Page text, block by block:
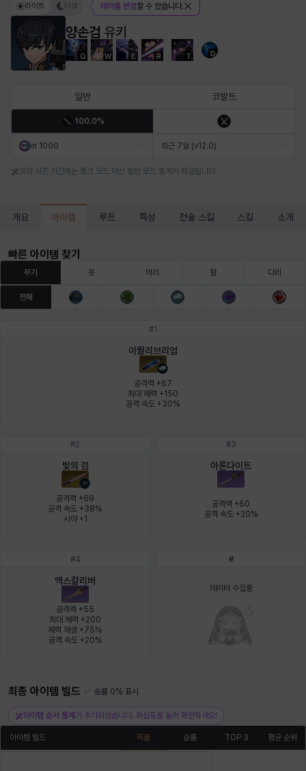
레온 루크 르노어
바바라 버니스 블레어
아야 아이솔 아이작 알렉스 알론소 얀
에키온 엘레나
이안 재키
크레이버 타지아
펠릭스
헤이즈 헨리 현우
양손검 유키
Q W E R T D
라이트 다크 테마를 변경할 수 있습니다.
일반 코발트
100.0%
in 1000 최근 7일 (v12.0)
프리 시즌 기간에는 랭크 모드 대신 일반 모드 통계가 제공됩니다.
개요 아이템 루트 특성 전술 스킬 스킬 소개
빠른 아이템 찾기
무기 옷 머리 팔 다리
전체
#1
이퀄리브리엄
공격력 +67
최대 체력 +150
공격 속도 +30%
#2
빛의 검
공격력 +69
공격 속도 +38%
시야 +1
#3
아론다이트
공격력 +60
공격 속도 +20%
#4
엑스칼리버
공격력 +55
최대 체력 +200
체력 재생 +75%
공격 속도 +20%
#
데이터 수집중
최종 아이템 빌드 승률 0% 표시
아이템 순서 통계 가 추가되었습니다. 화살표를 눌러 확인하세요!
아이템 빌드 픽률 승률 TOP 3 평균 순위